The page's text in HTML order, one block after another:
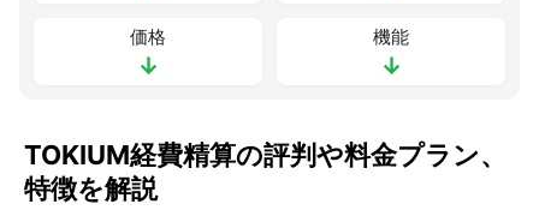
価格
↓
機能
↓
TOKIUM経費精算の評判や料金プラン、
特徴を解説